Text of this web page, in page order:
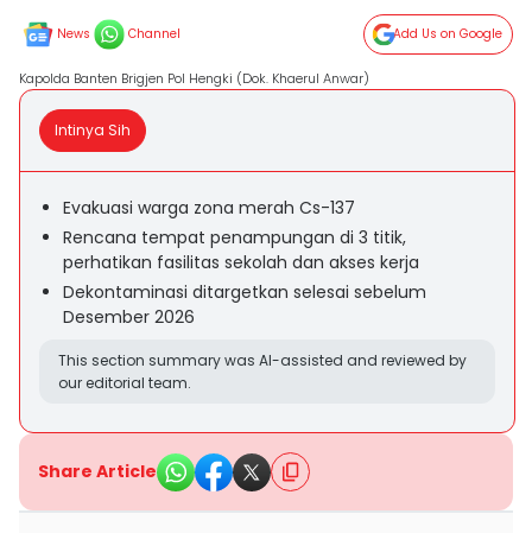
News Channel Add Us on Google
Kapolda Banten Brigjen Pol Hengki (Dok. Khaerul Anwar)
Intinya Sih
Evakuasi warga zona merah Cs-137
Rencana tempat penampungan di 3 titik,
perhatikan fasilitas sekolah dan akses kerja
Dekontaminasi ditargetkan selesai sebelum
Desember 2026
This section summary was AI-assisted and reviewed by
our editorial team.
Share Article